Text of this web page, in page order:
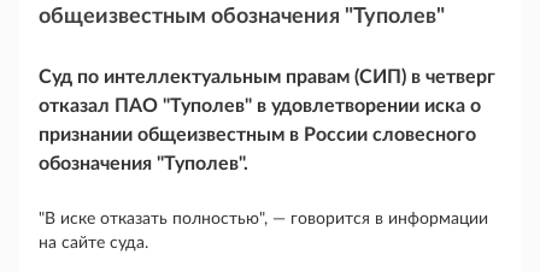
общеизвестным обозначения "Туполев"
Суд по интеллектуальным правам (СИП) в четверг
отказал ПАО "Туполев" в удовлетворении иска о
признании общеизвестным в России словесного
обозначения "Туполев".
"В иске отказать полностью", — говорится в информации
на сайте суда.